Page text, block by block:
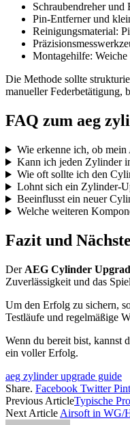
Schraubendreher und
Pin-Entferner und
Reinigungsmaterial:
Montagehilfe:
Die Methode sollte
manueller Federbetätigung,
FAQ zum aeg
Wie erkenne ich, ob
Kann ich jeden Zylinder
Wie oft sollte ich den
Lohnt sich ein Zylinder-
Beeinflusst ein neuer
Welche weiteren
Fazit und
Der AEG Cylinder
Zuverlässigkeit und das
Um den Erfolg zu sichern,
Testläufe und regelmäßige
Wenn du bereit bist, kannst
ein voller Erfolg.
aeg zylinder upgrade guide
Share. Facebook Twitter
Previous ArticleTypische
Next Article Airsoft in WG/